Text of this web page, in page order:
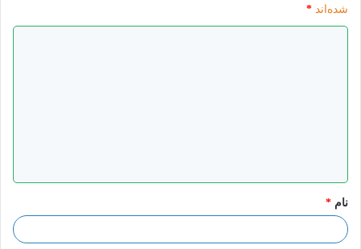
شده‌اند *
*
نام *